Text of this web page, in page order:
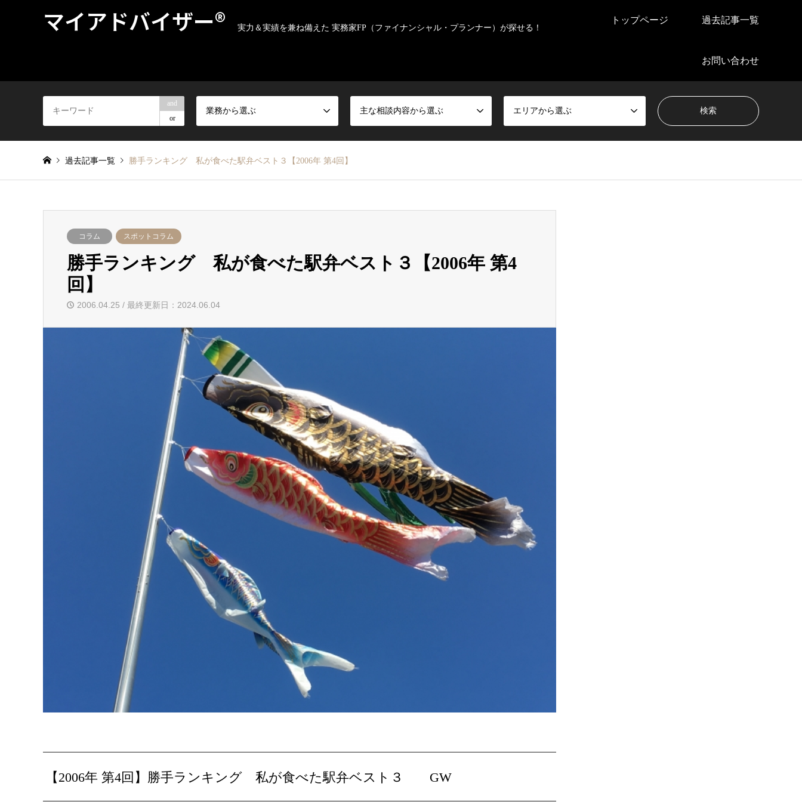
マイアドバイザー® 実力＆実績を兼ね備えた 実務家FP（ファイナンシャル・プランナー）が探せる！
トップページ 過去記事一覧
お問い合わせ
and
or
業務から選ぶ 主な相談内容から選ぶ エリアから選ぶ
過去記事一覧 勝手ランキング 私が食べた駅弁ベスト３【2006年 第4回】
コラム スポットコラム
勝手ランキング 私が食べた駅弁ベスト３【2006年 第4
回】
2006.04.25 / 最終更新日：2024.06.04
【2006年 第4回】勝手ランキング 私が食べた駅弁ベスト３ GW